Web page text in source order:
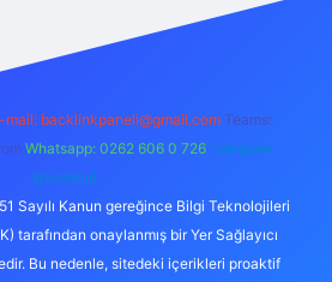
mail: backlinkpaneli@gmail.com Teams:
Whatsapp: 0262 606 0 726 Telegram:
@karabul
Sayılı Kanun gereğince Bilgi Teknolojileri
tarafından onaylanmış bir Yer Sağlayıcı
Bu nedenle, sitedeki içerikleri proaktif